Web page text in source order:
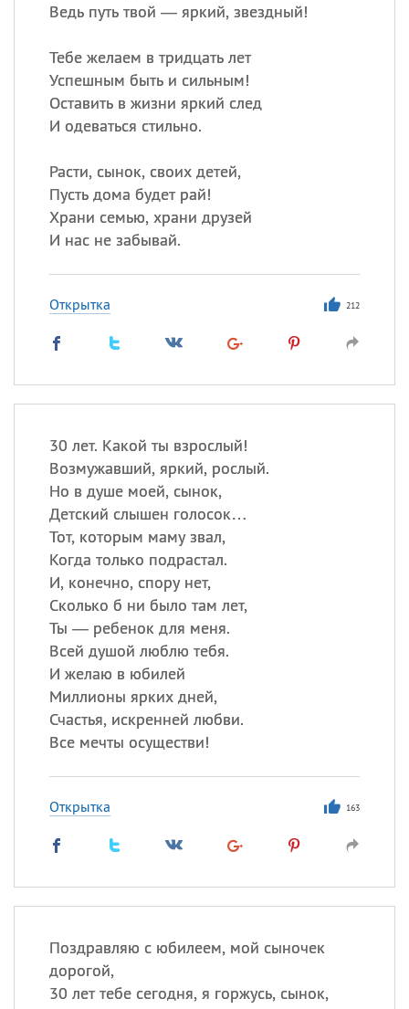
Ведь путь твой — яркий, звездный!
Тебе желаем в тридцать лет
Успешным быть и сильным!
Оставить в жизни яркий след
И одеваться стильно.
Расти, сынок, своих детей,
Пусть дома будет рай!
Храни семью, храни друзей
И нас не забывай.
Открытка 212
30 лет. Какой ты взрослый!
Возмужавший, яркий, рослый.
Но в душе моей, сынок,
Детский слышен голосок…
Тот, которым маму звал,
Когда только подрастал.
И, конечно, спору нет,
Сколько б ни было там лет,
Ты — ребенок для меня.
Всей душой люблю тебя.
И желаю в юбилей
Миллионы ярких дней,
Счастья, искренней любви.
Все мечты осуществи!
Открытка 163
Поздравляю с юбилеем, мой сыночек
дорогой,
30 лет тебе сегодня, я горжусь, сынок,